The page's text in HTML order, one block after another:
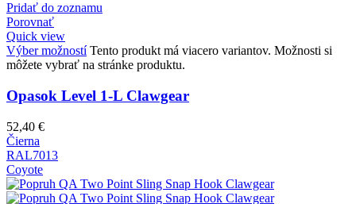
Pridať do zoznamu
Porovnať
Quick view
Výber možností Tento produkt má viacero variantov. Možnosti si
môžete vybrať na stránke produktu.
Opasok Level 1-L Clawgear
52,40 €
Čierna
RAL7013
Coyote